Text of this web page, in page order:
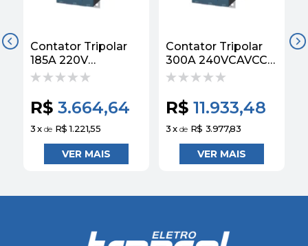
Contator Tripolar
185A 220V
240CAVCC
3RT10566AP36
Siemens
R$ 3.664,64
3x de R$ 1.221,55
Contator Tripolar
300A 240VCAVCC
50/60HZ 2NA+2NF
Siemens
R$ 11.933,48
3x de R$ 3.977,83